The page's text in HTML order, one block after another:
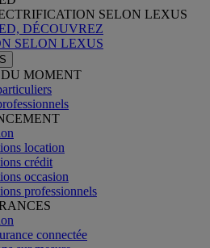
SELON LEXUS
DÉCOUVREZ
SELON LEXUS
DU MOMENT
location
crédit
occasion
professionnels
connectée